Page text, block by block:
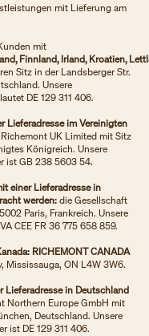
mit Lieferung am
mit
Finnland, Irland, Kroatien,
Sitz in der Landsberger Str.
Unsere
DE 129 311 406.
Lieferadresse im Vereinigten
UK Limited mit Sitz
Königreich. Unsere
ist GB 238 5603 54.
einer Lieferadresse in
werden:die Gesellschaft
Paris, Frankreich. Unsere
CEE FR 36 775 658 859.
RICHEMONT CANADA
Mississauga, ON L4W 3W6.
Lieferadresse in Deutschland
Northern Europe GmbH mit
Deutschland. Unsere
ist DE 129 311 406.